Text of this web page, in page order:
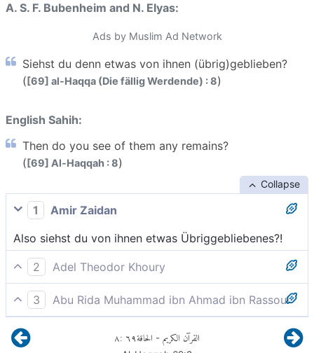
A. S. F. Bubenheim and N. Elyas:
Ads by Muslim Ad Network
Siehst du denn etwas von ihnen (übrig)geblieben?
([69] al-Haqqa (Die fällig Werdende) : 8)
English Sahih:
Then do you see of them any remains?
([69] Al-Haqqah : 8)
Collapse
1
Amir Zaidan
Also siehst du von ihnen etwas Übriggebliebenes?!
2
Adel Theodor Khoury
Kannst du denn etwas sehen, was von ihnen
übriggeblieben wäre?
3
Abu Rida Muhammad ibn Ahmad ibn Rassoul
Siehst du von ihnen einen übrig (geblieben)?
القرآن الكريم - الحاقة٦٩:٨